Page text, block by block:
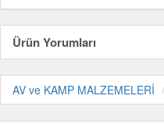
Ürün Yorumları
AV ve KAMP MALZEMELERİ